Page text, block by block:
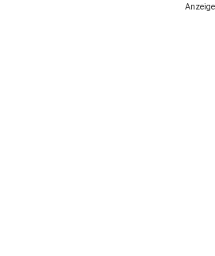
Anzeige